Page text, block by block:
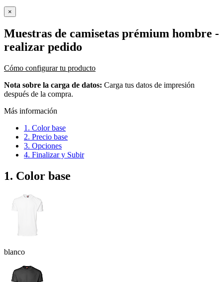
×
Muestras de camisetas prémium hombre -
realizar pedido
Cómo configurar tu producto
Nota sobre la carga de datos: Carga tus datos de impresión
después de la compra.
Más información
1. Color base
2. Precio base
3. Opciones
4. Finalizar y Subir
1. Color base
blanco